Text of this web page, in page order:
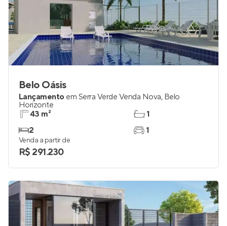
Belo Oásis
Lançamento em Serra Verde Venda Nova, Belo
Horizonte
43 m²
2
1
1
Venda a partir de
R$ 291.230